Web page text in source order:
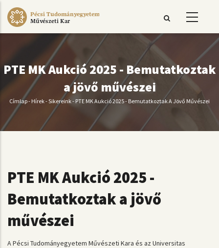
Ugrás
Pécsi Tudományegyetem
Művészeti Kar
PTE MK Aukció 2025 - Bemutatkoztak
a jövő művészei
Morzsa
Címlap- Hírek-Sikereink- PTE MK Aukció 2025 - Bemutatkoztak A Jövő Művészei
PTE MK Aukció 2025 -
Bemutatkoztak a jövő
művészei
A Pécsi Tudományegyetem Művészeti Kara és az Universitas